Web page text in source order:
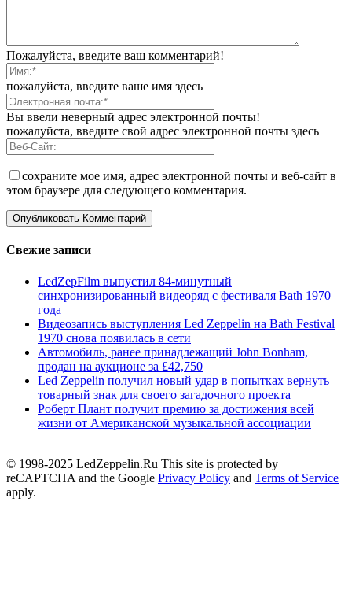
Пожалуйста, введите ваш комментарий!
пожалуйста, введите ваше имя здесь
Вы ввели неверный адрес электронной почты!
пожалуйста, введите свой адрес электронной почты здесь
сохраните мое имя, адрес электронной почты и веб-сайт в
этом браузере для следующего комментария.
Свежие записи
LedZepFilm выпустил 84-минутный
синхронизированный видеоряд с фестиваля Bath 1970
года
Видеозапись выступления Led Zeppelin на Bath Festival
1970 снова появилась в сети
Автомобиль, ранее принадлежащий John Bonham,
продан на аукционе за £42,750
Led Zeppelin получил новый удар в попытках вернуть
товарный знак для своего загадочного проекта
Роберт Плант получит премию за достижения всей
жизни от Американской музыкальной ассоциации
© 1998-2025 LedZeppelin.Ru This site is protected by
reCAPTCHA and the Google Privacy Policy and Terms of Service
apply.